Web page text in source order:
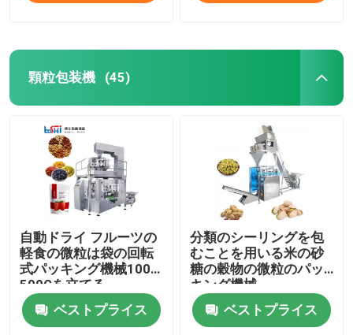
顆粒包装機 (45)
自動ドライ フルーツの
軽食の微粒は袋の回転
式パッキング機械100G
500Gを立てる
ベストプライス
分類のシーリングを包
むことを用いる米の砂
糖の穀物の微粒のパッ
キング機械
ベストプライス